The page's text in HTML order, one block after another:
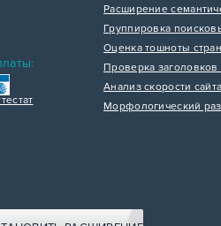
Расширение
Группировка
Оценка тошноты
Проверка
Анализ скорости сайта
Морфологический